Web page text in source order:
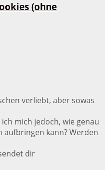
(ohne
verliebt, aber sowas
mich jedoch, wie genau
aufbringen kann? Werden
dir